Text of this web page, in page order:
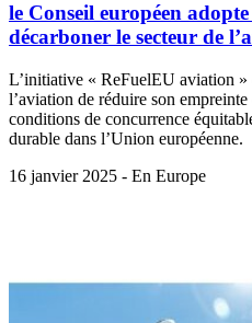
le Conseil européen
décarboner le secteur de
L’initiative « ReFuelEU aviation »
l’aviation de réduire son
conditions de concurrence
durable dans l’Union européenne.
16 janvier 2025 - En Europe